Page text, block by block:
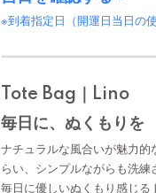
※到着指定日（開運日当日の
Tote Bag｜Lino
毎日に、ぬくもりを
ナチュラルな風合いが魅力的
らい、シンプルながらも洗
毎日に優しいぬくもり感じる